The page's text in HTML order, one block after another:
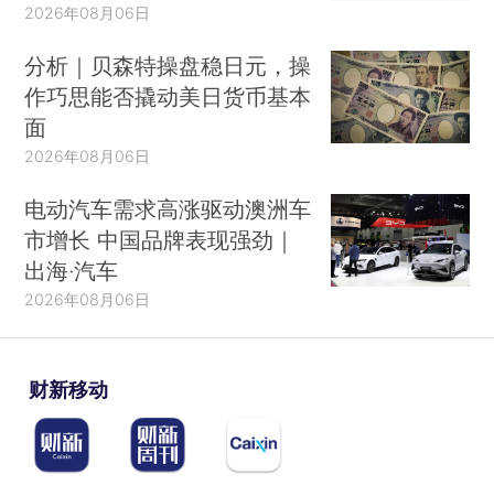
2026年08月06日
分析｜贝森特操盘稳日元，操
作巧思能否撬动美日货币基本
面
2026年08月06日
电动汽车需求高涨驱动澳洲车
市增长 中国品牌表现强劲｜
出海·汽车
2026年08月06日
财新移动